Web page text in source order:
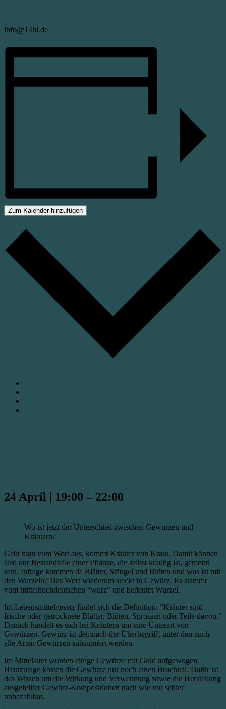
info@14hl.de
Zum Kalender hinzufügen
24 April 19:00 – 22:00
Wo ist jetzt der Unterschied zwischen Gewürzen und
Kräutern?
Geht man vom Wort aus, kommt Kräuter von Kraut. Damit können
also nur Bestandteile einer Pflanze, die selbst krautig ist, gemeint
sein. Infrage kommen da Blätter, Stängel und Blüten und was ist mit
den Wurzeln? Das Wort wiederum steckt in Gewürz. Es stammt
vom mittelhochdeutschen “wurz” und bedeutet Wurzel.
Im Lebensmittelgesetz findet sich die Definition: “Kräuter sind
frische oder getrocknete Blätter, Blüten, Sprossen oder Teile davon.”
Danach handelt es sich bei Kräutern um eine Unterart von
Gewürzen. Gewürz ist demnach der Überbegriff, unter den auch
alle Arten Gewürzen subsumiert werden.
Im Mittelalter wurden einige Gewürze mit Gold aufgewogen.
Heutzutage kosten die Gewürze nur noch einen Bruchteil. Dafür ist
das Wissen um die Wirkung und Verwendung sowie die Herstellung
ausgefeilter Gewürz-Kompositionen nach wie vor schier
unbezahlbar.